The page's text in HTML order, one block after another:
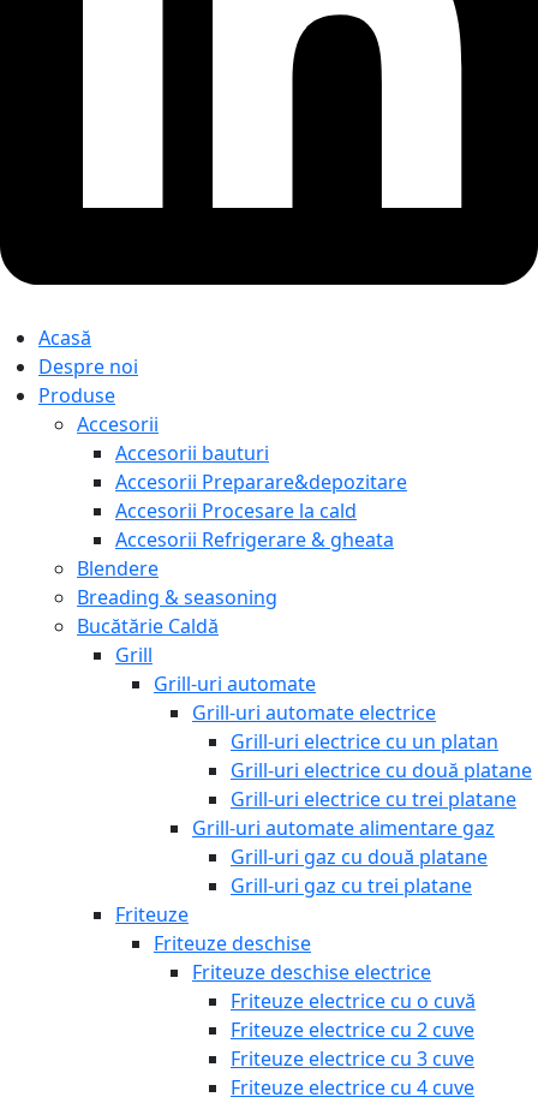
Acasă
Despre noi
Produse
Accesorii
Accesorii bauturi
Accesorii Preparare&depozitare
Accesorii Procesare la cald
Accesorii Refrigerare & gheata
Blendere
Breading & seasoning
Bucătărie Caldă
Grill
Grill-uri automate
Grill-uri automate electrice
Grill-uri electrice cu un platan
Grill-uri electrice cu două platane
Grill-uri electrice cu trei platane
Grill-uri automate alimentare gaz
Grill-uri gaz cu două platane
Grill-uri gaz cu trei platane
Friteuze
Friteuze deschise
Friteuze deschise electrice
Friteuze electrice cu o cuvă
Friteuze electrice cu 2 cuve
Friteuze electrice cu 3 cuve
Friteuze electrice cu 4 cuve